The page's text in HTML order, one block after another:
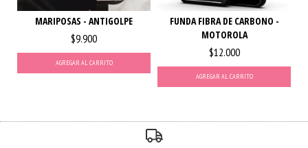
MARIPOSAS - ANTIGOLPE
$9.900
AGREGAR AL CARRITO
FUNDA FIBRA DE CARBONO -
MOTOROLA
$12.000
AGREGAR AL CARRITO